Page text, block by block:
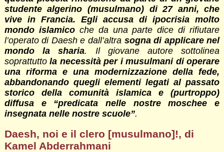
studente algerino (musulmano) di 27 anni, che
vive in Francia. Egli accusa di ipocrisia molto
mondo islamicoche da una parte dice di rifiutare
l’operato di Daesh e dall’altra sogna di applicare nel
mondo la sharia. Il giovane autore sottolinea
soprattuttola necessità per i musulmani di operare
una riforma e una modernizzazione della fede,
abbandonando quegli elementi legati al passato
storico della comunità islamica e (purtroppo)
diffusa e “predicata nelle nostre moschee e
insegnata nelle nostre scuole”.
Daesh, noi e il clero [musulmano]!, di
Kamel Abderrahmani